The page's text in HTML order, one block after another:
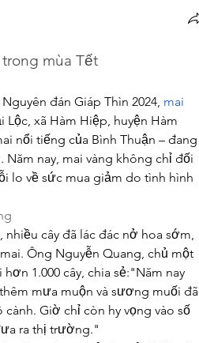
mùa Tết
đán Giáp Thìn 2024, mai
xã Hàm Hiệp, huyện Hàm
nổi tiếng của Bình Thuận – đang
nay, mai vàng không chỉ đối
lo về sức mua giảm do tình hình
cây đã lác đác nở hoa sớm,
Ông Nguyễn Quang, chủ một
1.000 cây, chia sẻ:"Năm nay
mưa muộn và sương muối đã
Giờ chỉ còn hy vọng vào số
ra thị trường."